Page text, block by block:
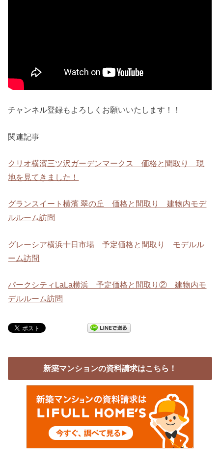
チャンネル登録もよろしくお願いいたします！！
関連記事
クリオ横濱三ツ沢ガーデンマークス 価格と間取り 現
地を見てきました！
グランスイート横濱 翠の丘 価格と間取り 建物内モデ
ルルーム訪問
グレーシア横浜十日市場 予定価格と間取り モデルル
ーム訪問
パークシティLaLa横浜 予定価格と間取り② 建物内モ
デルルーム訪問
新築マンションの資料請求はこちら！